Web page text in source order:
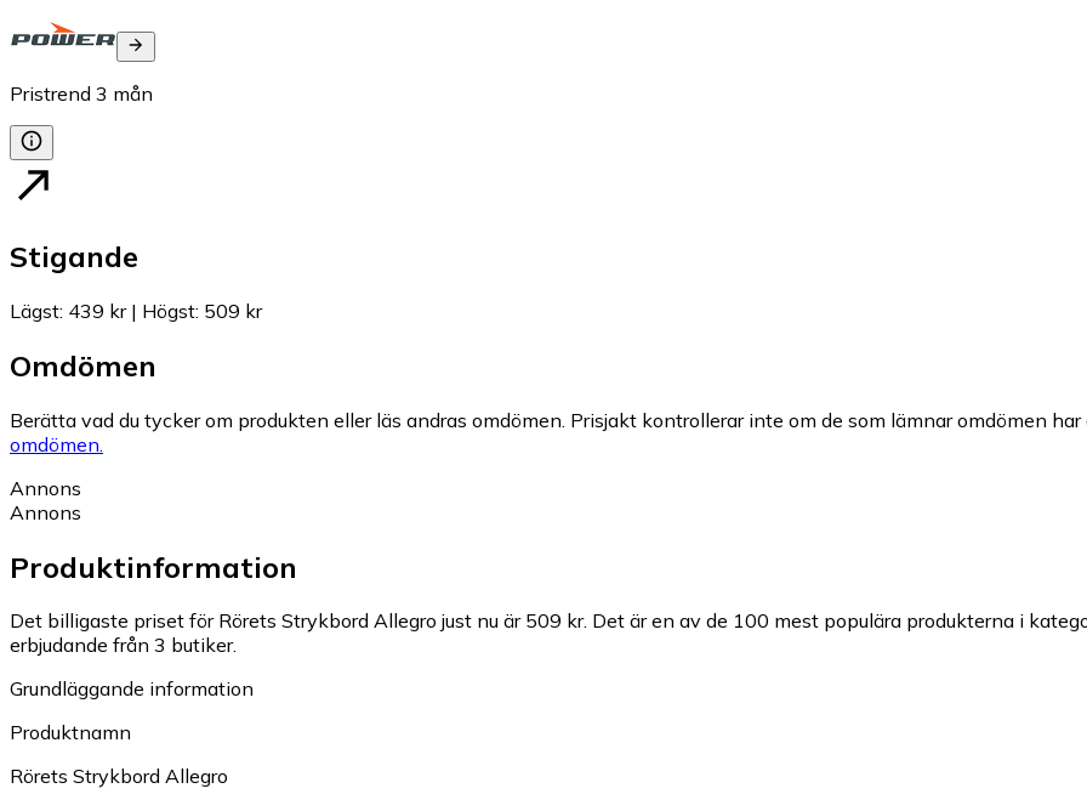
Pristrend 3 mån
Stigande
Lägst: 439 kr| Högst: 509 kr
Omdömen
Berätta vad du tycker om produkten eller läs andras omdömen. Prisjakt kontrollerar inte om de som lämnar omdömen
omdömen.
Annons
Annons
Produktinformation
Det billigaste priset för Rörets Strykbord Allegro just nu är 509 kr. Det är en av de 100 mest populära produkterna i
erbjudande från 3 butiker.
Grundläggande information
Produktnamn
Rörets Strykbord Allegro